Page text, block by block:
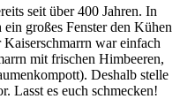
seit über 400 Jahren. In
großes Fenster den Kühen
war einfach
mit frischen Himbeeren,
Deshalb stelle
Lasst es euch schmecken!